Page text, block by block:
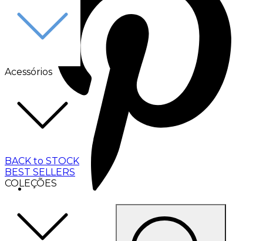
Acessórios
BACK to STOCK
BEST SELLERS
COLEÇÕES